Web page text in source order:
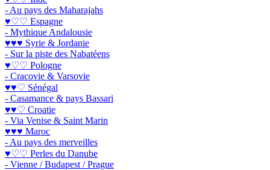
- Au pays des Maharajahs
♥♡♡ Espagne
- Mythique Andalousie
♥♥♥ Syrie & Jordanie
- Sur la piste des Nabatéens
♥♡♡ Pologne
- Cracovie & Varsovie
♥♥♡ Sénégal
- Casamance & pays Bassari
♥♥♡ Croatie
- Via Venise & Saint Marin
♥♥♥ Maroc
- Au pays des merveilles
♥♡♡ Perles du Danube
- Vienne / Budapest / Prague